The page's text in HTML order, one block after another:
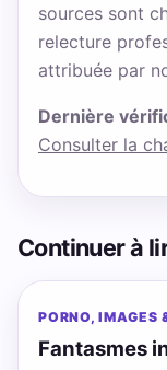
sources sont
relecture
attribuée par
Dernière
Consulter la
Continuer à
PORNO, IMAGES
Fantasmes